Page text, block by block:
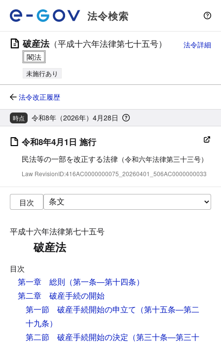
法令検索
破産法（平成十六年法律第七十五号）
未施行あり
法令詳細
法令改正履歴
時点 令和8年（2026年）4月28日
令和8年4月1日 施行
民法等の一部を改正する法律 （令和六年法律第三十三号）
Law RevisionID:416AC0000000075_20260401_506AC0000000033
目次
平成十六年法律第七十五号
破産法
目次
第一章 総則 （第一条―第十四条）
第二章 破産手続の開始
第一節 破産手続開始の申立て （第十五条―第二
十九条）
第二節 破産手続開始の決定 （第三十条―第三十